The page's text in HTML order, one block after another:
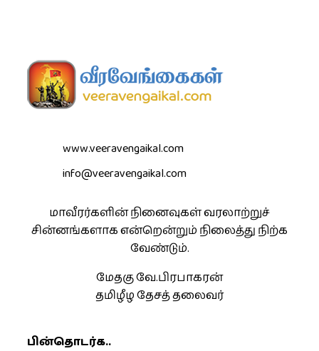
www.veeravengaikal.com
info@veeravengaikal.com
மாவீரர்களின் நினைவுகள் வரலாற்றுச்
சின்னங்களாக என்றென்றும் நிலைத்து நிற்க
வேண்டும்.
மேதகு வே.பிரபாகரன்
தமிழீழ தேசத் தலைவர்
பின்தொடர்க..